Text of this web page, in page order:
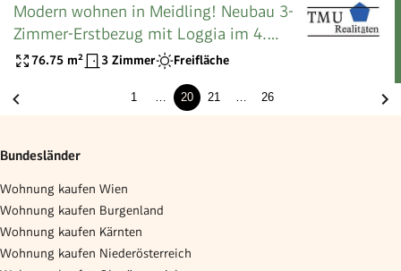
Modern wohnen in Meidling! Neubau 3-
Zimmer-Erstbezug mit Loggia im 4.
Liftstock - Top56
76.75 m² 3 Zimmer Freifläche
1 20 21 26
Bundesländer
Wohnung kaufen Wien
Wohnung kaufen Burgenland
Wohnung kaufen Kärnten
Wohnung kaufen Niederösterreich